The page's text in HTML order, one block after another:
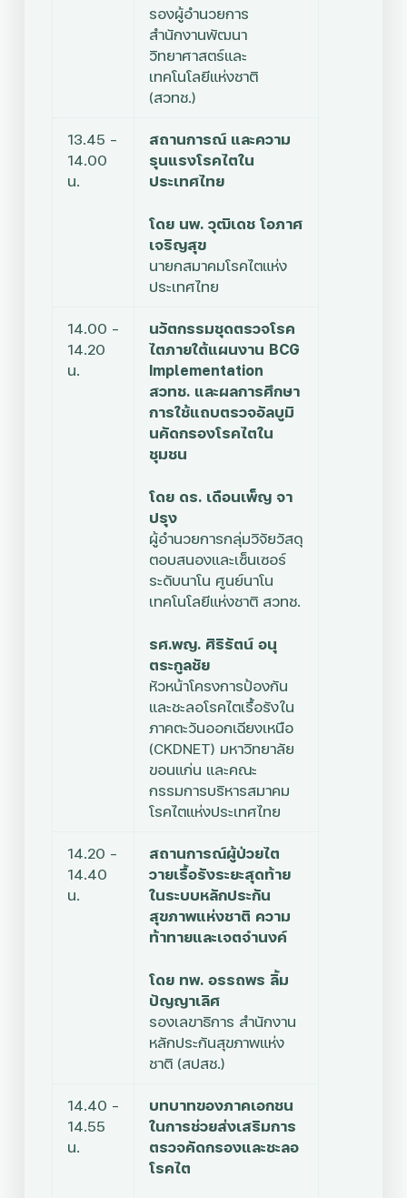
รองผู้อำนวยการ
สำนักงานพัฒนา
วิทยาศาสตร์และ
เทคโนโลยีแห่งชาติ
(สวทช.)
13.45 –
14.00
น.
สถานการณ์ และความ
รุนแรงโรคไตใน
ประเทศไทย
โดย นพ. วุฒิเดช โอภาศ
เจริญสุข
นายกสมาคมโรคไตแห่ง
ประเทศไทย
14.00 –
14.20
น.
นวัตกรรมชุดตรวจโรค
ไตภายใต้แผนงาน BCG
Implementation
สวทช. และผลการศึกษา
การใช้แถบตรวจอัลบูมิ
นคัดกรองโรคไตใน
ชุมชน
โดย ดร. เดือนเพ็ญ จา
ปรุง
ผู้อำนวยการกลุ่มวิจัยวัสดุ
ตอบสนองและเซ็นเซอร์
ระดับนาโน ศูนย์นาโน
เทคโนโลยีแห่งชาติ สวทช.
รศ.พญ. ศิริรัตน์ อนุ
ตระกูลชัย
หัวหน้าโครงการป้องกัน
และชะลอโรคไตเรื้อรังใน
ภาคตะวันออกเฉียงเหนือ
(CKDNET) มหาวิทยาลัย
ขอนแก่น และคณะ
กรรมการบริหารสมาคม
โรคไตแห่งประเทศไทย
14.20 –
14.40
น.
สถานการณ์ผู้ป่วยไต
วายเรื้อรังระยะสุดท้าย
ในระบบหลักประกัน
สุขภาพแห่งชาติ ความ
ท้าทายและเจตจำนงค์
โดย ทพ. อรรถพร ลิ้ม
ปัญญาเลิศ
รองเลขาธิการ สำนักงาน
หลักประกันสุขภาพแห่ง
ชาติ (สปสช.)
14.40 –
14.55
น.
บทบาทของภาคเอกชน
ในการช่วยส่งเสริมการ
ตรวจคัดกรองและชะลอ
โรคไต